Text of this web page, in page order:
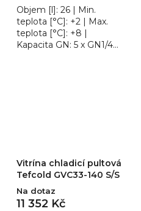
Objem [l]: 26 | Min.
teplota [°C]: +2 | Max.
teplota [°C]: +8 |
Kapacita GN: 5 x GN1/4
Vitrína chladicí pultová
Tefcold GVC33-140 S/S
Na dotaz
11 352 Kč